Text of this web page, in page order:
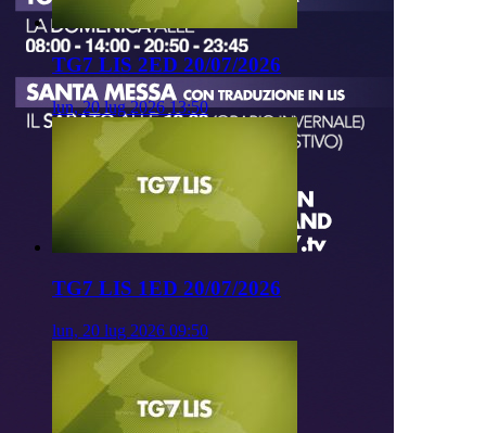
TG7 LIS 2ED 20/07/2026
lun, 20 lug 2026 13:50
TG7 LIS 1ED 20/07/2026
lun, 20 lug 2026 09:50